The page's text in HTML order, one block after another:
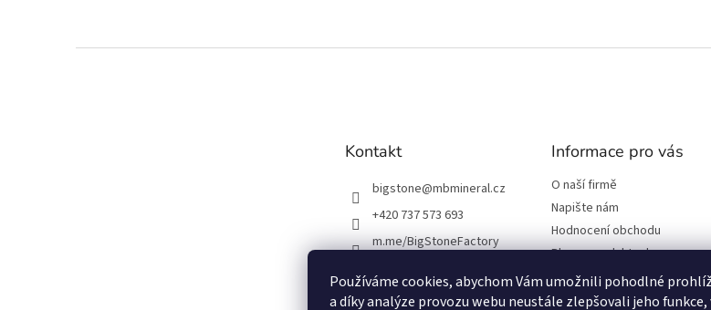
Používáme cookies, abychom Vám umožnili pohodlné
a díky analýze provozu webu neustále zlepšovali jeho funkce,
Kontakt
bigstone@mbmineral.cz
+420 737 573 693
m.me/BigStoneFactory
Informace pro vás
O naší firmě
Napište nám
Hodnocení obchodu
Blog o produktech
Obchodní podmínky
Ochrana osobních údajů